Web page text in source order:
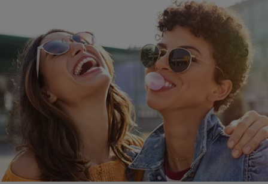
0800 / 3746 095
Mo–Sa 7–20 Uhr (gebührenfrei)
ERGO Berater finden
Kundenportal Log-in